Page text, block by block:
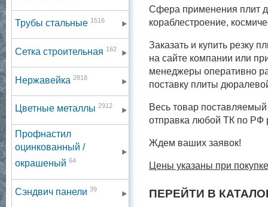
Трубы стальные 1516
Сетка строительная 162
Нержавейка 2818
Цветные металлы 2912
Профнастил
оцинкованный /
окрашеный 64
Сэндвич панели 39
Сфера применения плит
кораблестроение,
Заказать и купить резку
на сайте компании или
менеджеры оперативно
поставку плиты
Весь товар
отправка любой ТК по
Ждем ваших заявок!
Цены указаны при
ПЕРЕЙТИ В